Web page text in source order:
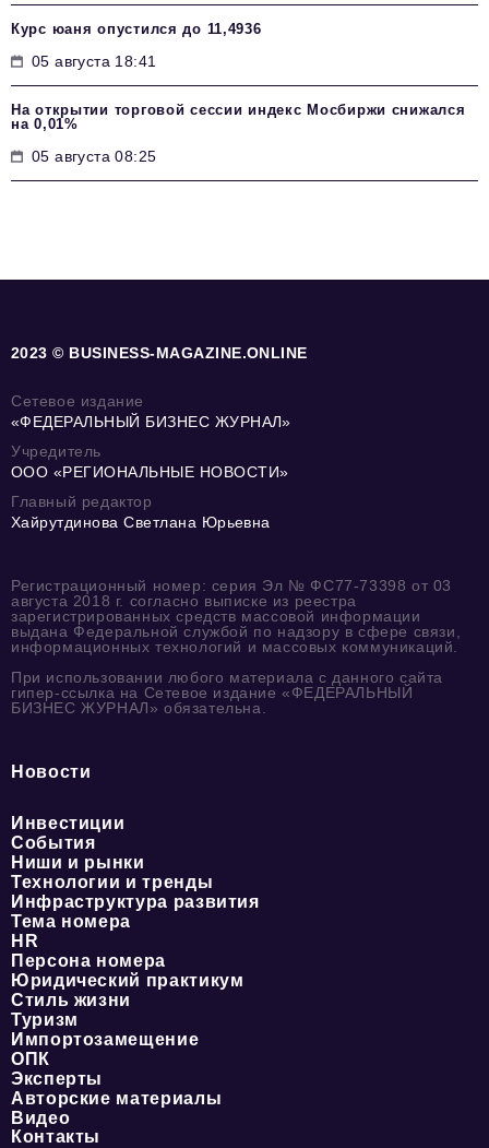
Курс юаня опустился до 11,4936
05 августа 18:41
На открытии торговой сессии индекс Мосбиржи снижался
на 0,01%
05 августа 08:25
2023 © BUSINESS-MAGAZINE.ONLINE
Сетевое издание
«ФЕДЕРАЛЬНЫЙ БИЗНЕС ЖУРНАЛ»
Учредитель
ООО «РЕГИОНАЛЬНЫЕ НОВОСТИ»
Главный редактор
Хайрутдинова Светлана Юрьевна
Регистрационный номер: серия Эл № ФС77-73398 от 03
августа 2018 г. согласно выписке из реестра
зарегистрированных средств массовой информации
выдана Федеральной службой по надзору в сфере связи,
информационных технологий и массовых коммуникаций.
При использовании любого материала с данного сайта
гипер-ссылка на Сетевое издание «ФЕДЕРАЛЬНЫЙ
БИЗНЕС ЖУРНАЛ» обязательна.
Новости
Инвестиции
События
Ниши и рынки
Технологии и тренды
Инфраструктура развития
Тема номера
HR
Персона номера
Юридический практикум
Стиль жизни
Туризм
Импортозамещение
ОПК
Эксперты
Авторские материалы
Видео
Контакты